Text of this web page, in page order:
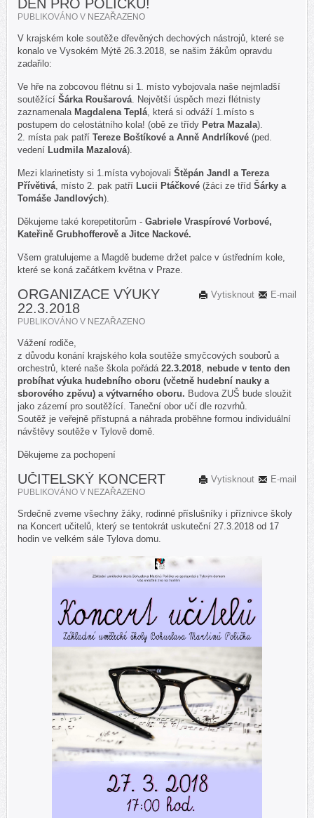
DEN PRO POLIČKU!
PUBLIKOVÁNO V NEZAŘAZENO
V krajském kole soutěže dřevěných dechových nástrojů, které se
konalo ve Vysokém Mýtě 26.3.2018, se našim žákům opravdu
zadařilo:
Ve hře na zobcovou flétnu si 1. místo vybojovala naše nejmladší
soutěžící Šárka Roušarová. Největší úspěch mezi flétnisty
zaznamenala Magdalena Teplá, která si odváží 1.místo s
postupem do celostátního kola! (obě ze třídy Petra Mazala).
2. místa pak patří Tereze Boštíkové a Anně Andrlíkové (ped.
vedení Ludmila Mazalová).
Mezi klarinetisty si 1.místa vybojovali Štěpán Jandl a Tereza
Přívětivá, místo 2. pak patří Lucii Ptáčkové (žáci ze tříd Šárky a
Tomáše Jandlových).
Děkujeme také korepetitorům - Gabriele Vraspírové Vorbové,
Kateřině Grubhofferově a Jitce Nackové.
Všem gratulujeme a Magdě budeme držet palce v ústředním kole,
které se koná začátkem května v Praze.
E-mail
Vytisknout
ORGANIZACE VÝUKY
22.3.2018
PUBLIKOVÁNO V NEZAŘAZENO
Vážení rodiče,
z důvodu konání krajského kola soutěže smyčcových souborů a
orchestrů, které naše škola pořádá 22.3.2018, nebude v tento den
probíhat výuka hudebního oboru (včetně hudební nauky a
sborového zpěvu) a výtvarného oboru. Budova ZUŠ bude sloužit
jako zázemí pro soutěžící. Taneční obor učí dle rozvrhů.
Soutěž je veřejně přístupná a náhrada proběhne formou individuální
návštěvy soutěže v Tylově domě.
Děkujeme za pochopení
E-mail
Vytisknout
UČITELSKÝ KONCERT
PUBLIKOVÁNO V NEZAŘAZENO
Srdečně zveme všechny žáky, rodinné příslušníky i příznivce školy
na Koncert učitelů, který se tentokrát uskuteční 27.3.2018 od 17
hodin ve velkém sále Tylova domu.